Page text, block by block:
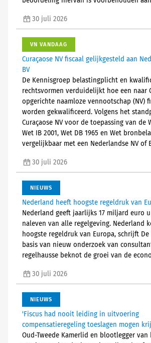
30 juli 2026
VN VANDAAG
Curaçaose NV fiscaal gelijkgesteld aan
BV
De Kennisgroep belastingplicht en
rechtsvormen verduidelijkt hoe een naar
opgerichte naamloze vennootschap (NV)
worden gekwalificeerd. Volgens het
Curaçaose NV voor de toepassing van de
Wet IB 2001, Wet DB 1965 en Wet
vergelijkbaar met een Nederlandse NV of
30 juli 2026
NIEUWS
Nederland heeft hoogste regeldruk van
Nederland geeft jaarlijks 17 miljard euro
naleven van alle regelgeving. Nederland
hoogste regeldruk van Europa, schrijft De
basis van nieuw onderzoek van
regelhausse beknot de groei van de
30 juli 2026
NIEUWS
'Fiscus had nooit leiding in uitvoering
compensatieregeling toeslagen mogen
Oud-Tweede Kamerlid en blootlegger van